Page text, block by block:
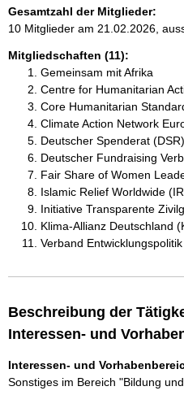
Gesamtzahl der Mitglieder:
10 Mitglieder am 21.02.2026,
Mitgliedschaften (11):
Gemeinsam mit Afrika
Centre for Humanitarian
Core Humanitarian
Climate Action Network
Deutscher Spenderat (DSR)
Deutscher Fundraising
Fair Share of Women
Islamic Relief Worldwide
Initiative Transparente
Klima-Allianz Deutschland
Verband
Beschreibung der
Interessen- und
Interessen- und
Sonstiges im Bereich "Bildung